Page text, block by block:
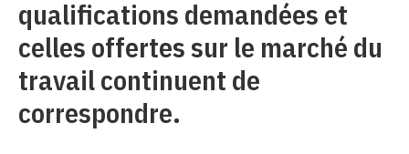
qualifications demandées et
celles offertes sur le marché du
travail continuent de
correspondre.